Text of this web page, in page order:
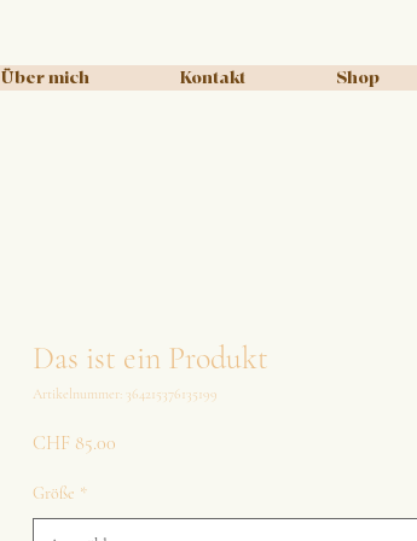
Über mich Kontakt Shop
Das ist ein Produkt
Artikelnummer: 364215376135199
CHF 85.00
Größe *